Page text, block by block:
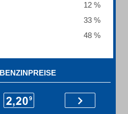
12 %
33 %
48 %